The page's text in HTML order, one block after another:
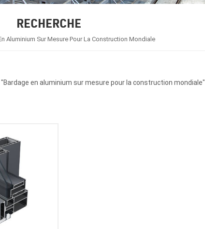
RECHERCHE
Aluminium Sur Mesure Pour La Construction Mondiale
en aluminium sur mesure pour la construction mondiale"